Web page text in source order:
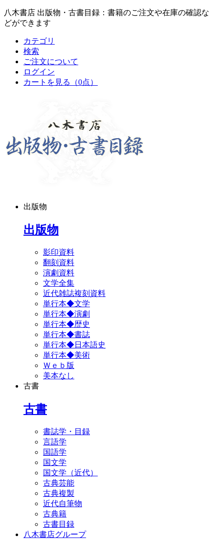
八木書店 出版物・古書目録：書籍のご注文や在庫の確認な
どができます
カテゴリ
検索
ご注文について
ログイン
カートを見る
（0点）
出版物
出版物
影印資料
翻刻資料
演劇資料
文学全集
近代雑誌複刻資料
単行本◆文学
単行本◆演劇
単行本◆歴史
単行本◆書誌
単行本◆日本語史
単行本◆美術
Ｗｅｂ版
美本なし
古書
古書
書誌学・目録
言語学
国語学
国文学
国文学（近代）
古典芸能
古典複製
近代自筆物
古典籍
古書目録
八木書店グループ